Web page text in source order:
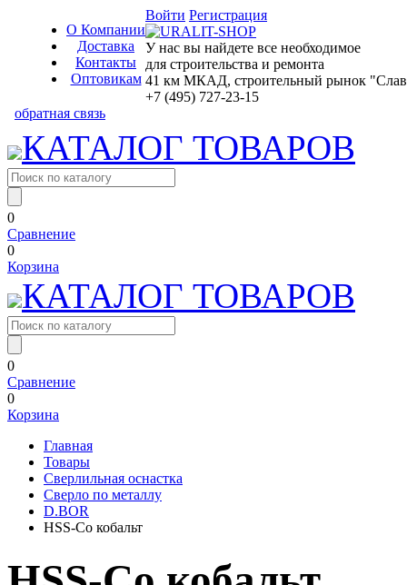
О Компании
Доставка
Контакты
Оптовикам
Войти Регистрация
У нас вы найдете все необходимое
для строительства и ремонта
41 км МКАД, строительный рынок
+7 (495) 727-23-15
обратная связь
КАТАЛОГ ТОВАРОВ
0
Сравнение
0
Корзина
КАТАЛОГ ТОВАРОВ
0
Сравнение
0
Корзина
Главная
Товары
Сверлильная оснастка
Сверло по металлу
D.BOR
HSS-Co кобальт